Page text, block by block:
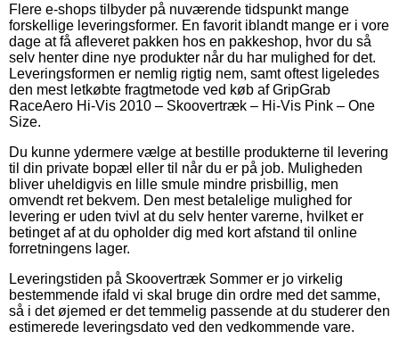
Flere e-shops tilbyder på nuværende tidspunkt mange
forskellige leveringsformer. En favorit iblandt mange er i vore
dage at få afleveret pakken hos en pakkeshop, hvor du så
selv henter dine nye produkter når du har mulighed for det.
Leveringsformen er nemlig rigtig nem, samt oftest ligeledes
den mest letkøbte fragtmetode ved køb af GripGrab
RaceAero Hi-Vis 2010 – Skoovertræk – Hi-Vis Pink – One
Size.
Du kunne ydermere vælge at bestille produkterne til levering
til din private bopæl eller til når du er på job. Muligheden
bliver uheldigvis en lille smule mindre prisbillig, men
omvendt ret bekvem. Den mest betalelige mulighed for
levering er uden tvivl at du selv henter varerne, hvilket er
betinget af at du opholder dig med kort afstand til online
forretningens lager.
Leveringstiden på Skoovertræk Sommer er jo virkelig
bestemmende ifald vi skal bruge din ordre med det samme,
så i det øjemed er det temmelig passende at du studerer den
estimerede leveringsdato ved den vedkommende vare.